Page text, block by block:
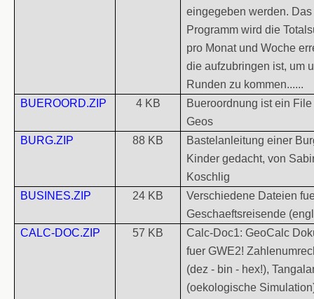
eingegeben werden. Das
Programm wird die
pro Monat und Woche
die aufzubringen ist, um
Runden zu kommen......
BUEROORD.ZIP
4 KB
Bueroordnung ist ein
Geos
BURG.ZIP
88 KB
Bastelanleitung einer
Kinder gedacht, von
Koschlig
BUSINES.ZIP
24 KB
Verschiedene Dateien
Geschaeftsreisende
CALC-DOC.ZIP
57 KB
Calc-Doc1: GeoCalc
fuer GWE2!
(dez - bin - hex!),
(oekologische